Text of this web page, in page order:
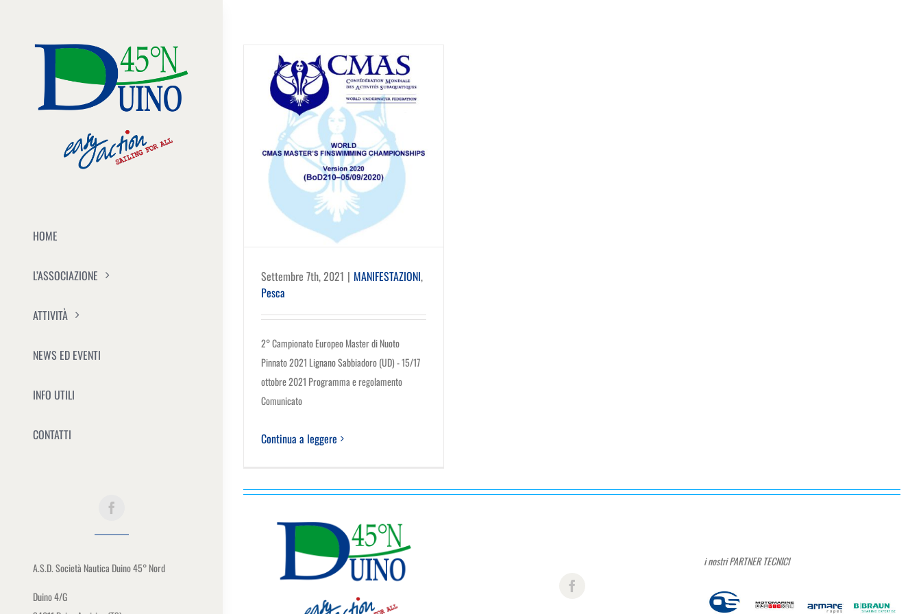
HOME
L’ASSOCIAZIONE
ATTIVITÀ
NEWS ED EVENTI
INFO UTILI
CONTATTI
A.S.D. Società Nautica Duino 45° Nord
Duino 4/G
Settembre 7th, 2021 | MANIFESTAZIONI,
Pesca
2° Campionato Europeo Master di Nuoto
Pinnato 2021 Lignano Sabbiadoro (UD) - 15/17
ottobre 2021 Programma e regolamento
Comunicato
Continua a leggere
i nostri PARTNER TECNICI